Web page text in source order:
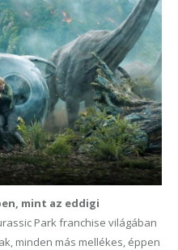
mint az eddigi
Park franchise világában
minden más mellékes, éppen